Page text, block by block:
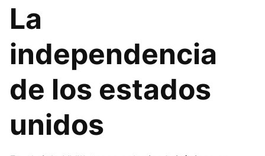
La
independencia
de los estados
unidos